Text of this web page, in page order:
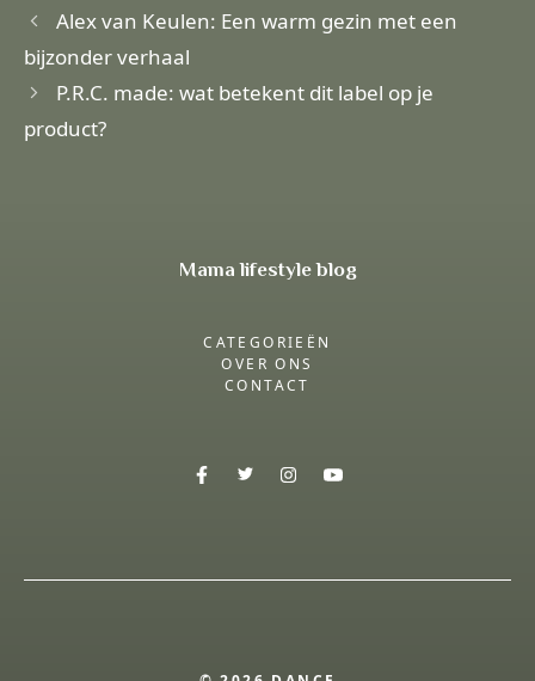
Alex van Keulen: Een warm gezin met een
bijzonder verhaal
P.R.C. made: wat betekent dit label op je
product?
Mama lifestyle blog
CATEGORIEËN
OVER ONS
CONTACT